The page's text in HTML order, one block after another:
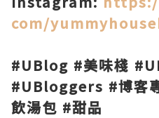
com/
#UBlog #美味棧
#UBloggers #博客
飲湯包 #甜品